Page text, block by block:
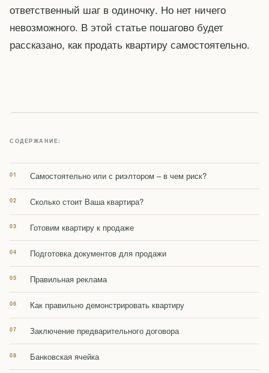
ответственный шаг в одиночку. Но нет ничего
невозможного. В этой статье пошагово будет
рассказано, как продать квартиру самостоятельно.
СОДЕРЖАНИЕ:
Самостоятельно или с риэлтором – в чем риск?
Сколько стоит Ваша квартира?
Готовим квартиру к продаже
Подготовка документов для продажи
Правильная реклама
Как правильно демонстрировать квартиру
Заключение предварительного договора
Банковская ячейка